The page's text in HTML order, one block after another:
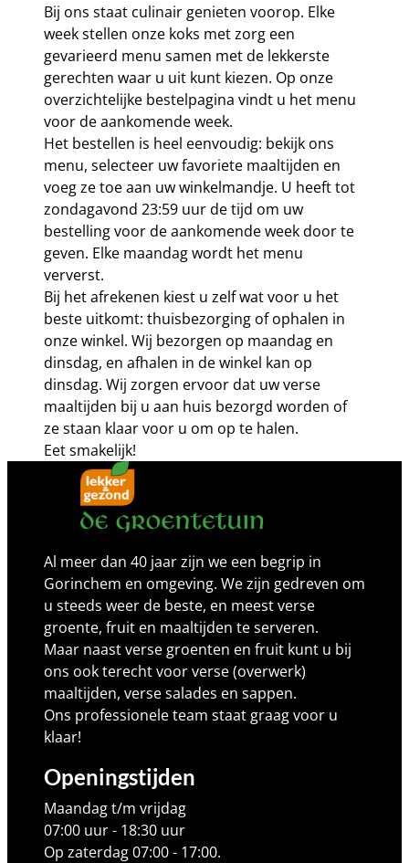
Bij ons staat culinair genieten voorop. Elke
week stellen onze koks met zorg een
gevarieerd menu samen met de lekkerste
gerechten waar u uit kunt kiezen. Op onze
overzichtelijke bestelpagina vindt u het menu
voor de aankomende week.
Het bestellen is heel eenvoudig: bekijk ons
menu, selecteer uw favoriete maaltijden en
voeg ze toe aan uw winkelmandje. U heeft tot
zondagavond 23:59 uur de tijd om uw
bestelling voor de aankomende week door te
geven. Elke maandag wordt het menu
ververst.
Bij het afrekenen kiest u zelf wat voor u het
beste uitkomt: thuisbezorging of ophalen in
onze winkel. Wij bezorgen op maandag en
dinsdag, en afhalen in de winkel kan op
dinsdag. Wij zorgen ervoor dat uw verse
maaltijden bij u aan huis bezorgd worden of
ze staan klaar voor u om op te halen.
Eet smakelijk!
Al meer dan 40 jaar zijn we een begrip in
Gorinchem en omgeving. We zijn gedreven om
u steeds weer de beste, en meest verse
groente, fruit en maaltijden te serveren.
Maar naast verse groenten en fruit kunt u bij
ons ook terecht voor verse (overwerk)
maaltijden, verse salades en sappen.
Ons professionele team staat graag voor u
klaar!
Openingstijden
Maandag t/m vrijdag
07:00 uur - 18:30 uur
Op zaterdag 07:00 - 17:00.